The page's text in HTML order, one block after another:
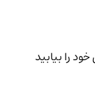
را بیابید